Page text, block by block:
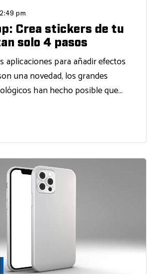
pm
Crea stickers de tu
solo 4 pasos
aplicaciones para añadir efectos
una novedad, los grandes
han hecho posible que...